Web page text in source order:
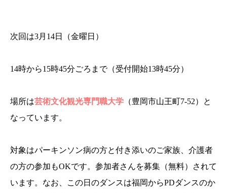
次回は3月14日（金曜日）
14時から15時45分ごろまで（受付開始13時45分）
場所は芸術文化観光専門職大学 （豊岡市山王町7-52）と
なっています。
対象はパーキンソン病の方と付き添いのご家族、介護者
の方の参加もOKです。参加者さんを募集（無料）されて
います。なお、この日のダンスは福岡からPDダンスのか